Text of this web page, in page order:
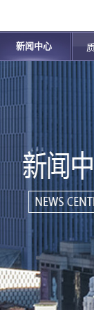
新闻中心